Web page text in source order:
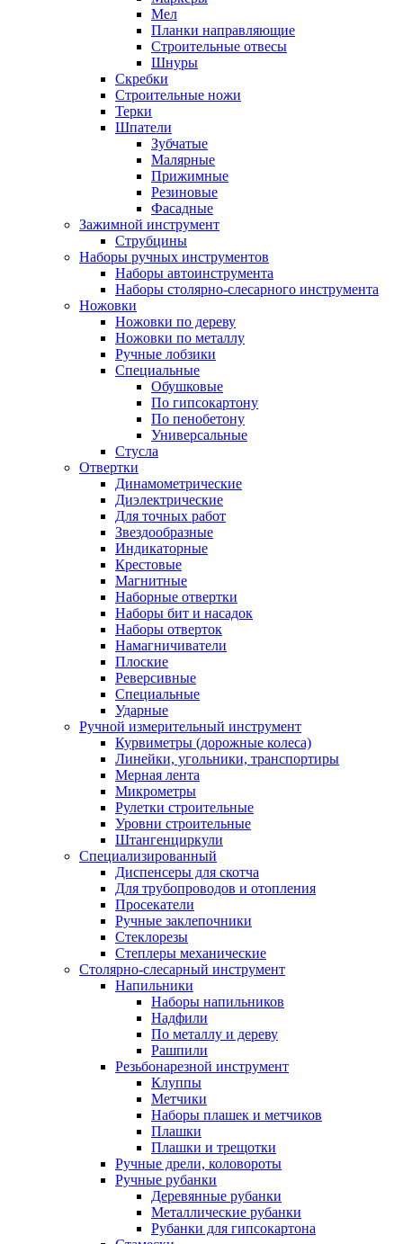
Мел
Планки направляющие
Строительные отвесы
Шнуры
Скребки
Строительные ножи
Терки
Шпатели
Зубчатые
Малярные
Прижимные
Резиновые
Фасадные
Зажимной инструмент
Струбцины
Наборы ручных инструментов
Наборы автоинструмента
Наборы столярно-слесарного инструмента
Ножовки
Ножовки по дереву
Ножовки по металлу
Ручные лобзики
Специальные
Обушковые
По гипсокартону
По пенобетону
Универсальные
Стусла
Отвертки
Динамометрические
Диэлектрические
Для точных работ
Звездообразные
Индикаторные
Крестовые
Магнитные
Наборные отвертки
Наборы бит и насадок
Наборы отверток
Намагничиватели
Плоские
Реверсивные
Специальные
Ударные
Ручной измерительный инструмент
Курвиметры (дорожные колеса)
Линейки, угольники, транспортиры
Мерная лента
Микрометры
Рулетки строительные
Уровни строительные
Штангенциркули
Специализированный
Диспенсеры для скотча
Для трубопроводов и отопления
Просекатели
Ручные заклепочники
Стеклорезы
Степлеры механические
Столярно-слесарный инструмент
Напильники
Наборы напильников
Надфили
По металлу и дереву
Рашпили
Резьбонарезной инструмент
Клуппы
Метчики
Наборы плашек и метчиков
Плашки
Плашки и трещотки
Ручные дрели, коловороты
Ручные рубанки
Деревянные рубанки
Металлические рубанки
Рубанки для гипсокартона